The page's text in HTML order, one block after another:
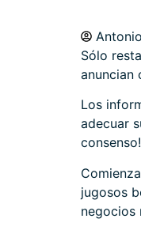
Sólo
anuncian
Los
adecuar
consenso!
jugosos
negocios